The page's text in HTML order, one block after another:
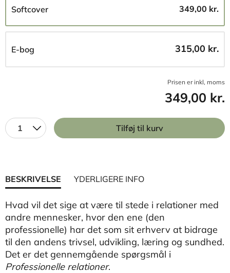
Softcover 349,00 kr.
E-bog 315,00 kr.
Prisen er inkl, moms
349,00 kr.
1 Tilføj til kurv
BESKRIVELSE YDERLIGERE INFO
Hvad vil det sige at være til stede i relationer med
andre mennesker, hvor den ene (den
professionelle) har det som sit erhverv at bidrage
til den andens trivsel, udvikling, læring og sundhed.
Det er det gennemgående spørgsmål i
Professionelle relationer.